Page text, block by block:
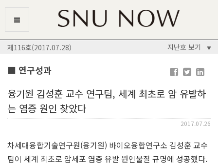
제116호(2017.07.28) 지난호 보기 ▼
■ 연구성과
융기원 김성훈 교수 연구팀, 세계 최초로 암 유발하
는 염증 원인 찾았다
2017.07.26
차세대융합기술연구원(융기원) 바이오융합연구소 김성훈 교수
팀이 세계 최초로 암세포 염증 유발 원인물질 규명에 성공했다.